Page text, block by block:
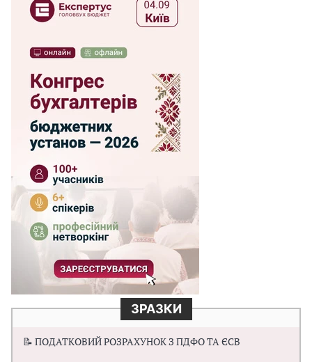
ЗРАЗКИ
📝 ПОДАТКОВИЙ РОЗРАХУНОК З ПДФО ТА ЄСВ